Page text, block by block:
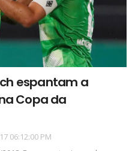
espantam a
Copa da
06:12:00 PM